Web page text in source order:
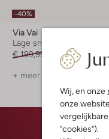
Wij, en onze
onze
"cookies").
-40%
Via Vai
Lage sneakers
€ 199,99
€ 119,99
+ meer kleuren